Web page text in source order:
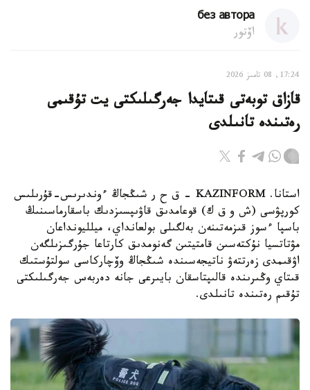
без автора
اۆتور
17:24, 08 تامىز 2026
قازاق توبەتى قىتايدا جەرگىلىكتى يت تۇقىمى
رەتىندە تانىلدى
استانا. KAZINFORM – ق ح ر شىڭجاڭ ءوندىرىس-قۇرىلىس
كورپۋسى (ش و ق ك) قوعامدىق قاۋىپسىزدىك باسقارماسىنىڭ
باسپا ءسوز قىزمەتىنەن بەلگىلى بولعانداي، ميلليونداعان
مۋتاتسيا نۇكتەسىن قامتيتىن گەنومدىق كارتاعا جۇرگىزىلگەن
اۋقىمدى زەرتتەۋ ناتيجەسىندە شىڭجاڭ وۆچاركاسى سولتۇستىك
قىتاي وڭىرىندە قالىپتاسقان بايىرعى جانە دەربەس جەرگىلىكتى
تۇقىم رەتىندە تانىلدى.